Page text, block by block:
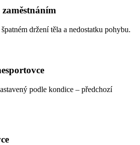
držení těla a nedostatku pohybu.
podle kondice – předchozí